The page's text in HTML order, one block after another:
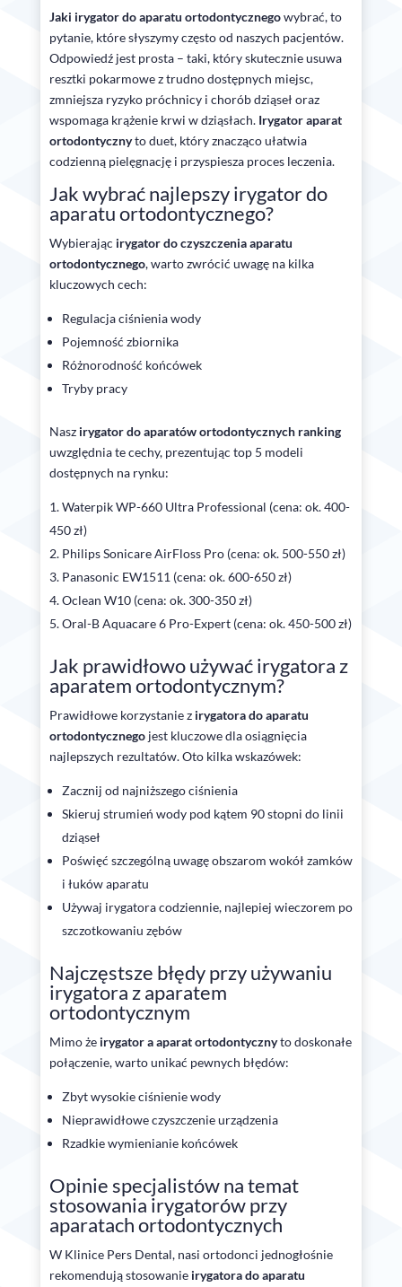
Jaki irygator do aparatu ortodontycznegowybrać, to
pytanie, które słyszymy często od naszych pacjentów.
Odpowiedź jest prosta – taki, który skutecznie usuwa
resztki pokarmowe z trudno dostępnych miejsc,
zmniejsza ryzyko próchnicy i chorób dziąseł oraz
wspomaga krążenie krwi w dziąsłach. Irygator aparat
ortodontycznyto duet, który znacząco ułatwia
codzienną pielęgnację i przyspiesza proces leczenia.
Jak wybrać najlepszy irygator do
aparatu ortodontycznego?
Wybierając irygator do czyszczenia aparatu
ortodontycznego, warto zwrócić uwagę na kilka
kluczowych cech:
Regulacja ciśnienia wody
Pojemność zbiornika
Różnorodność końcówek
Tryby pracy
Nasz irygator do aparatów ortodontycznych ranking
uwzględnia te cechy, prezentując top 5 modeli
dostępnych na rynku:
Waterpik WP-660 Ultra Professional (cena: ok. 400-
450 zł)
Philips Sonicare AirFloss Pro (cena: ok. 500-550 zł)
Panasonic EW1511 (cena: ok. 600-650 zł)
Oclean W10 (cena: ok. 300-350 zł)
Oral-B Aquacare 6 Pro-Expert (cena: ok. 450-500 zł)
Jak prawidłowo używać irygatora z
aparatem ortodontycznym?
Prawidłowe korzystanie z irygatora do aparatu
ortodontycznegojest kluczowe dla osiągnięcia
najlepszych rezultatów. Oto kilka wskazówek:
Zacznij od najniższego ciśnienia
Skieruj strumień wody pod kątem 90 stopni do linii
dziąseł
Poświęć szczególną uwagę obszarom wokół zamków
i łuków aparatu
Używaj irygatora codziennie, najlepiej wieczorem po
szczotkowaniu zębów
Najczęstsze błędy przy używaniu
irygatora z aparatem
ortodontycznym
Mimo że irygator a aparat ortodontycznyto doskonałe
połączenie, warto unikać pewnych błędów:
Zbyt wysokie ciśnienie wody
Nieprawidłowe czyszczenie urządzenia
Rzadkie wymienianie końcówek
Opinie specjalistów na temat
stosowania irygatorów przy
aparatach ortodontycznych
W Klinice Pers Dental, nasi ortodonci jednogłośnie
rekomendują stosowanie irygatora do aparatu